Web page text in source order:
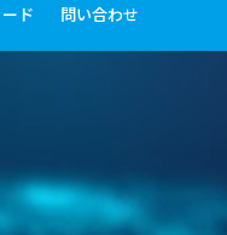
ド 問い合わせ